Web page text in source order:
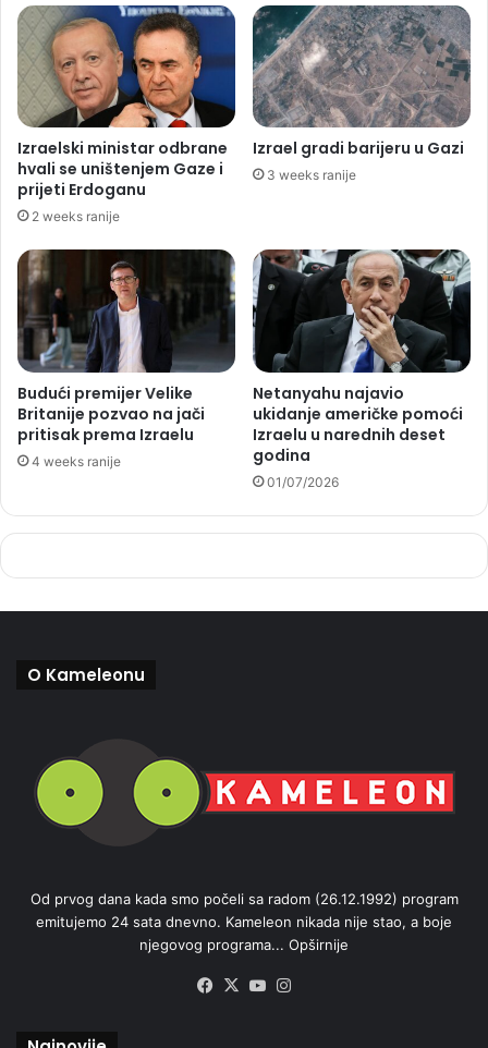
Izraelski ministar odbrane
hvali se uništenjem Gaze i
prijeti Erdoganu
2 weeks ranije
Izrael gradi barijeru u Gazi
3 weeks ranije
Budući premijer Velike
Britanije pozvao na jači
pritisak prema Izraelu
4 weeks ranije
Netanyahu najavio
ukidanje američke pomoći
Izraelu u narednih deset
godina
01/07/2026
O Kameleonu
Od prvog dana kada smo počeli sa radom (26.12.1992) program
emitujemo 24 sata dnevno. Kameleon nikada nije stao, a boje
njegovog programa... Opširnije
Facebook
X YouTube